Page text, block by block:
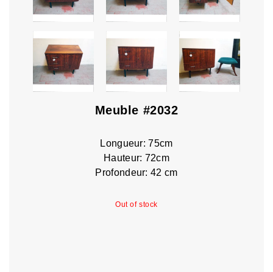
Meuble #2032
Longueur: 75cm
Hauteur: 72cm
Profondeur: 42 cm
Out of stock